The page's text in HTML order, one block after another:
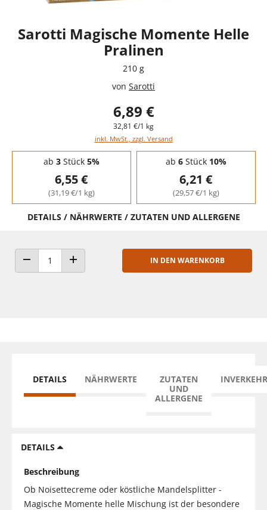
Sarotti Magische Momente Helle
Pralinen
210 g
von Sarotti
6,89 €
32,81 €/1 kg
inkl. MwSt., zzgl. Versand
Staffelpreise - Mengenrabatt
ab 3Stück 5%
6,55 €
(31,19 €/1 kg)
ab 6Stück 10%
6,21 €
(29,57 €/1 kg)
DETAILS / NÄHRWERTE / ZUTATEN UND ALLERGENE
ANZAHL VERRINGERNANZAHL ERHÖHEN
IN DEN WARENKORB
DETAILS NÄHRWERTE
ZUTATEN
UND
ALLERGENE
DETAILS
Beschreibung
Ob Noisettecreme oder köstliche Mandelsplitter -
Magische Momente helle Mischung ist der besondere